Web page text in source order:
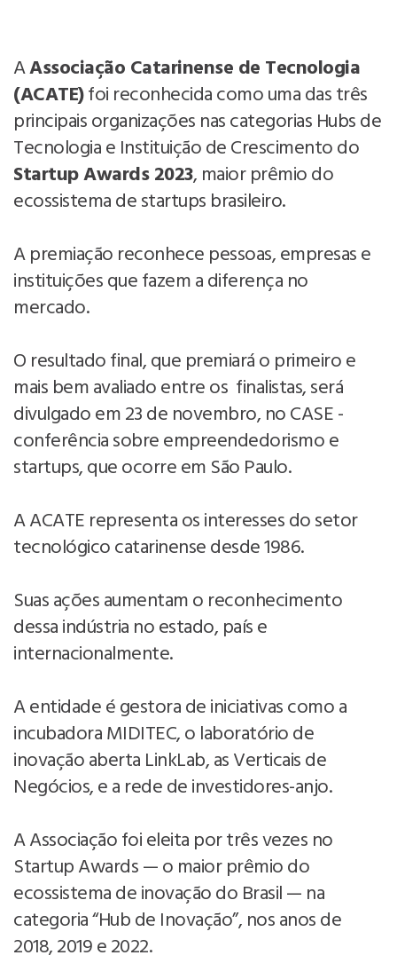
AAssociação Catarinense de Tecnologia
(ACATE)foi reconhecida como uma das três
principais organizações nas categorias Hubs de
Tecnologia e Instituição de Crescimento do
Startup Awards 2023, maior prêmio do
ecossistema de startups brasileiro.
A premiação reconhece pessoas, empresas e
instituições que fazem a diferença no
mercado.
O resultado final, que premiará o primeiro e
mais bem avaliado entre os finalistas, será
divulgado em 23 de novembro, no CASE -
conferência sobre empreendedorismo e
startups, que ocorre em São Paulo.
A ACATE representa os interesses do setor
tecnológico catarinense desde 1986.
Suas ações aumentam o reconhecimento
dessa indústria no estado, país e
internacionalmente.
A entidade é gestora de iniciativas como a
incubadora MIDITEC, o laboratório de
inovação aberta LinkLab, as Verticais de
Negócios, e a rede de investidores-anjo.
A Associação foi eleita por três vezes no
Startup Awards — o maior prêmio do
ecossistema de inovação do Brasil — na
categoria “Hub de Inovação”, nos anos de
2018, 2019 e 2022.